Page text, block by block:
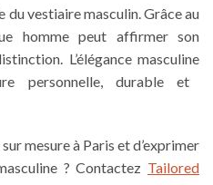
vestiaire masculin. Grâce au
homme peut affirmer son
L’élégance masculine
personnelle, durable et
mesure à Paris et d’exprimer
? Contactez Tailored